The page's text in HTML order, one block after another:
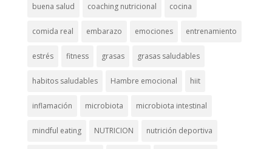
buena salud coaching nutricional cocina
comida real embarazo emociones entrenamiento
estrés fitness grasas grasas saludables
habitos saludables Hambre emocional hiit
inflamación microbiota microbiota intestinal
mindful eating NUTRICION nutrición deportiva